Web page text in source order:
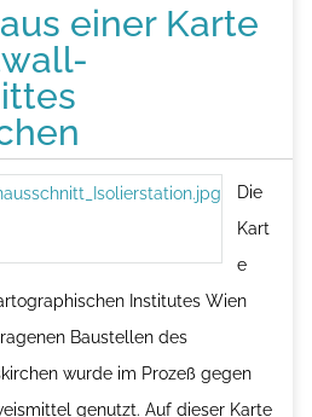
einer Karte
Die
Kart
e
Institutes Wien
Baustellen des
wurde im Prozeß gegen
genutzt. Auf dieser Karte